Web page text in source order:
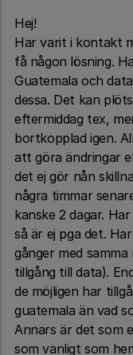
Hej!
Har varit i kontakt
få någon lösning.
Guatemala och
dessa. Det kan
eftermiddag tex,
bortkopplad igen.
att göra ändringar
det ej gör nån
några timmar
kanske 2 dagar.
så är ej pga det.
gånger med
tillgång till data).
de möjligen har
guatemala än vad
Annars är det som
som vanligt som